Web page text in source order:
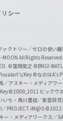
シー
クトリー／ゼロの使い
MOON All Rights Reserved.
©窪岡俊之 ©BNGI
Key ©なのはA's
／アスキー・メディアワ
©2009,2011 ビックウ
いち・角川書店／東雲研究
PROJECT iM@S ©2012
ー・メディアワークス／